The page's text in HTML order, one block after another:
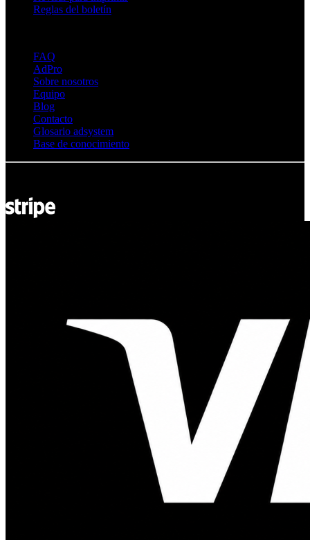
Reglas del boletín
FAQ
AdPro
Sobre nosotros
Equipo
Blog
Contacto
Glosario adsystem
Base de conocimiento